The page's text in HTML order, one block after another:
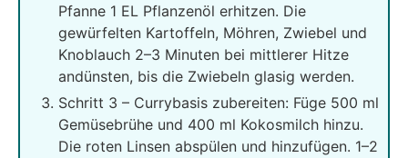
Pfanne 1 EL Pflanzenöl erhitzen. Die
gewürfelten Kartoffeln, Möhren, Zwiebel und
Knoblauch 2–3 Minuten bei mittlerer Hitze
andünsten, bis die Zwiebeln glasig werden.
Schritt 3 – Currybasis zubereiten: Füge 500 ml
Gemüsebrühe und 400 ml Kokosmilch hinzu.
Die roten Linsen abspülen und hinzufügen. 1–2